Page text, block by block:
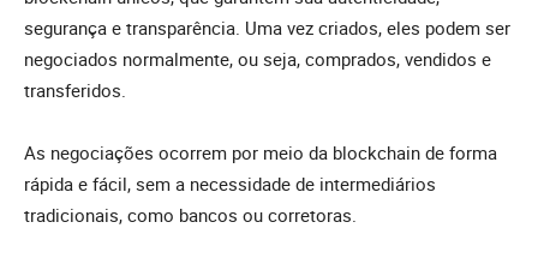
segurança e transparência. Uma vez criados, eles podem ser
negociados normalmente, ou seja, comprados, vendidos e
transferidos.
As negociações ocorrem por meio da blockchain de forma
rápida e fácil, sem a necessidade de intermediários
tradicionais, como bancos ou corretoras.